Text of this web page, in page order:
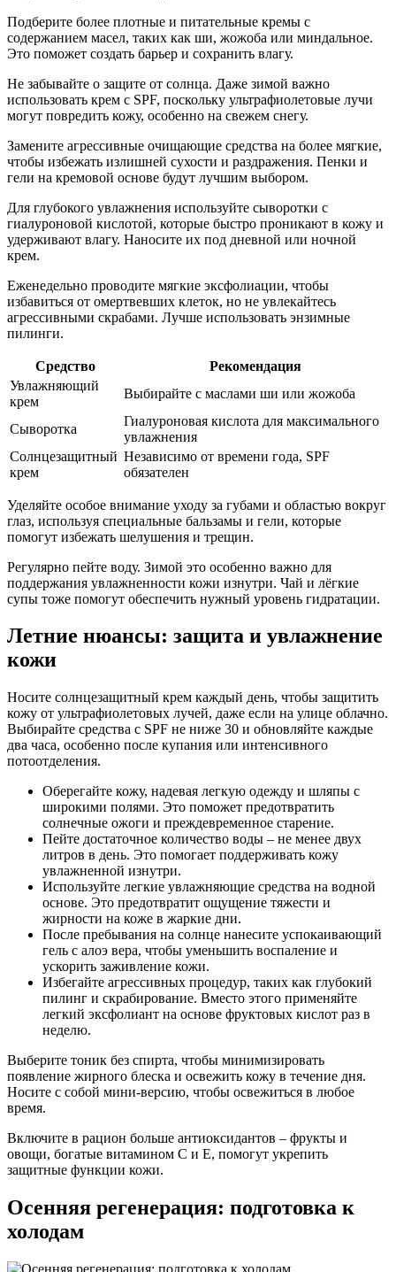
Подберите более плотные и питательные кремы с
содержанием масел, таких как ши, жожоба или миндальное.
Это поможет создать барьер и сохранить влагу.
Не забывайте о защите от солнца. Даже зимой важно
использовать крем с SPF, поскольку ультрафиолетовые лучи
могут повредить кожу, особенно на свежем снегу.
Замените агрессивные очищающие средства на более мягкие,
чтобы избежать излишней сухости и раздражения. Пенки и
гели на кремовой основе будут лучшим выбором.
Для глубокого увлажнения используйте сыворотки с
гиалуроновой кислотой, которые быстро проникают в кожу и
удерживают влагу. Наносите их под дневной или ночной
крем.
Еженедельно проводите мягкие эксфолиации, чтобы
избавиться от омертвевших клеток, но не увлекайтесь
агрессивными скрабами. Лучше использовать энзимные
пилинги.
Средство
Рекомендация
Увлажняющий
крем
Выбирайте с маслами ши или жожоба
Сыворотка
Гиалуроновая кислота для максимального
увлажнения
Солнцезащитный
крем
Независимо от времени года, SPF
обязателен
Уделяйте особое внимание уходу за губами и областью вокруг
глаз, используя специальные бальзамы и гели, которые
помогут избежать шелушения и трещин.
Регулярно пейте воду. Зимой это особенно важно для
поддержания увлажненности кожи изнутри. Чай и лёгкие
супы тоже помогут обеспечить нужный уровень гидратации.
Летние нюансы: защита и увлажнение
кожи
Носите солнцезащитный крем каждый день, чтобы защитить
кожу от ультрафиолетовых лучей, даже если на улице облачно.
Выбирайте средства с SPF не ниже 30 и обновляйте каждые
два часа, особенно после купания или интенсивного
потоотделения.
Оберегайте кожу, надевая легкую одежду и шляпы с
широкими полями. Это поможет предотвратить
солнечные ожоги и преждевременное старение.
Пейте достаточное количество воды – не менее двух
литров в день. Это помогает поддерживать кожу
увлажненной изнутри.
Используйте легкие увлажняющие средства на водной
основе. Это предотвратит ощущение тяжести и
жирности на коже в жаркие дни.
После пребывания на солнце нанесите успокаивающий
гель с алоэ вера, чтобы уменьшить воспаление и
ускорить заживление кожи.
Избегайте агрессивных процедур, таких как глубокий
пилинг и скрабирование. Вместо этого применяйте
легкий эксфолиант на основе фруктовых кислот раз в
неделю.
Выберите тоник без спирта, чтобы минимизировать
появление жирного блеска и освежить кожу в течение дня.
Носите с собой мини-версию, чтобы освежиться в любое
время.
Включите в рацион больше антиоксидантов – фрукты и
овощи, богатые витамином C и Е, помогут укрепить
защитные функции кожи.
Осенняя регенерация: подготовка к
холодам